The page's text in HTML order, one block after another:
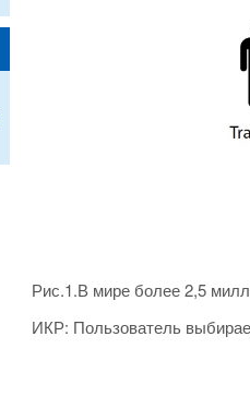
Рис.1.В мире более 2,5
ИКР: Пользователь